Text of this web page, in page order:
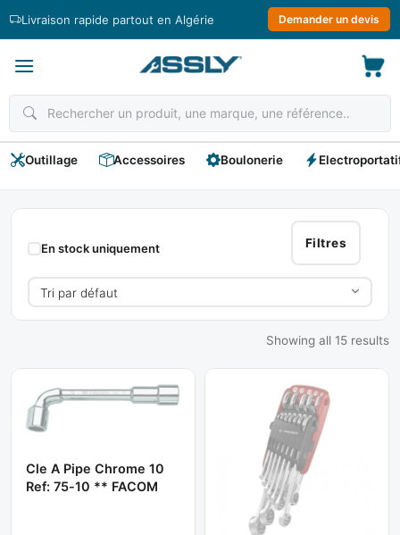
Livraison rapide partout en Algérie Demander un devis
Outillage Accessoires Boulonerie
FACOM
Filtres
En stock uniquement
Showing all 15 results
Cle A Pipe Chrome 10
Ref: 75-10 ** FACOM